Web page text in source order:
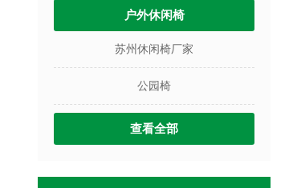
户外休闲椅
苏州休闲椅厂家
公园椅
查看全部